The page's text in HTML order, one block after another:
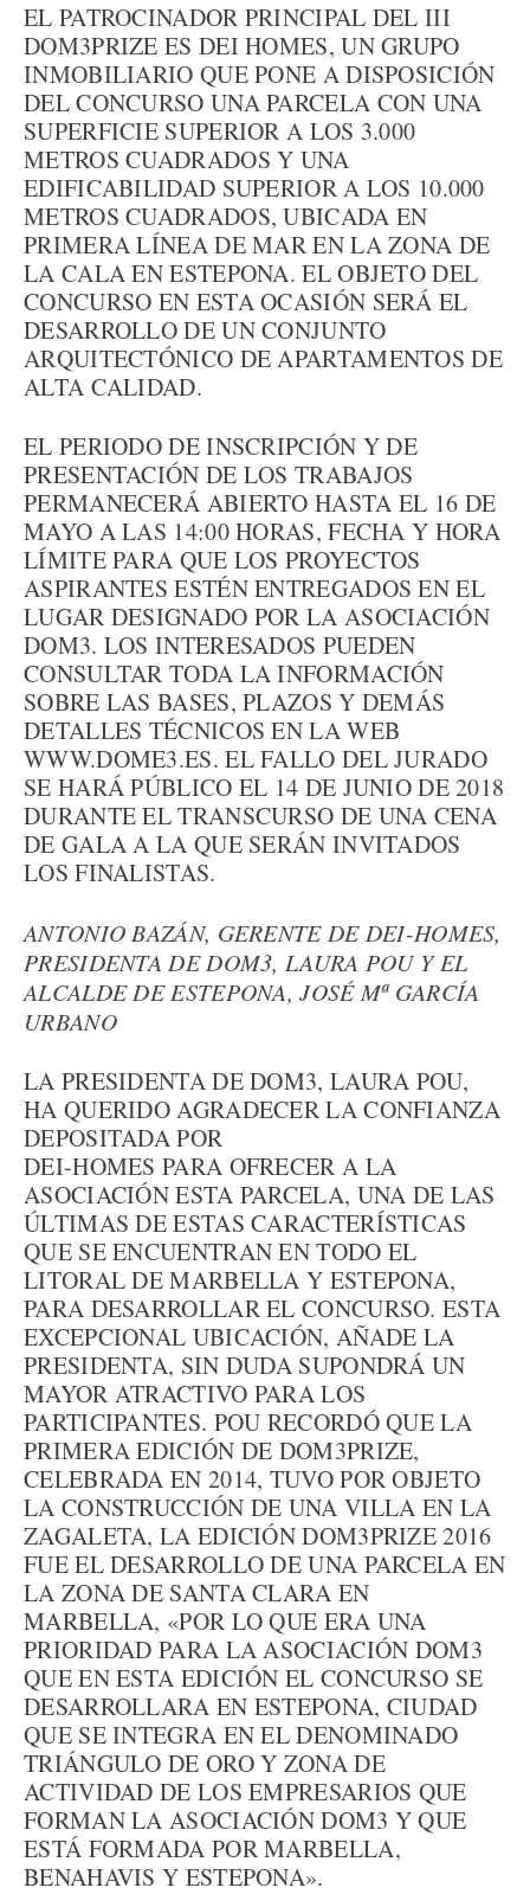
EL PATROCINADOR PRINCIPAL DEL III
DOM3PRIZE ES DEI HOMES, UN GRUPO
INMOBILIARIO QUE PONE A DISPOSICIÓN
DEL CONCURSO UNA PARCELA CON UNA
SUPERFICIE SUPERIOR A LOS 3.000
METROS CUADRADOS Y UNA
EDIFICABILIDAD SUPERIOR A LOS 10.000
METROS CUADRADOS, UBICADA EN
PRIMERA LÍNEA DE MAR EN LA ZONA DE
LA CALA EN ESTEPONA. EL OBJETO DEL
CONCURSO EN ESTA OCASIÓN SERÁ EL
DESARROLLO DE UN CONJUNTO
ARQUITECTÓNICO DE APARTAMENTOS DE
ALTA CALIDAD.
EL PERIODO DE INSCRIPCIÓN Y DE
PRESENTACIÓN DE LOS TRABAJOS
PERMANECERÁ ABIERTO HASTA EL 16 DE
MAYO A LAS 14:00 HORAS, FECHA Y HORA
LÍMITE PARA QUE LOS PROYECTOS
ASPIRANTES ESTÉN ENTREGADOS EN EL
LUGAR DESIGNADO POR LA ASOCIACIÓN
DOM3. LOS INTERESADOS PUEDEN
CONSULTAR TODA LA INFORMACIÓN
SOBRE LAS BASES, PLAZOS Y DEMÁS
DETALLES TÉCNICOS EN LA WEB
WWW.DOME3.ES. EL FALLO DEL JURADO
SE HARÁ PÚBLICO EL 14 DE JUNIO DE 2018
DURANTE EL TRANSCURSO DE UNA CENA
DE GALA A LA QUE SERÁN INVITADOS
LOS FINALISTAS.
ANTONIO BAZÁN, GERENTE DE DEI-HOMES,
PRESIDENTA DE DOM3, LAURA POU Y EL
ALCALDE DE ESTEPONA, JOSÉ Mª GARCÍA
URBANO
LA PRESIDENTA DE DOM3, LAURA POU,
HA QUERIDO AGRADECER LA CONFIANZA
DEPOSITADA POR
DEI-HOMES PARA OFRECER A LA
ASOCIACIÓN ESTA PARCELA, UNA DE LAS
ÚLTIMAS DE ESTAS CARACTERÍSTICAS
QUE SE ENCUENTRAN EN TODO EL
LITORAL DE MARBELLA Y ESTEPONA,
PARA DESARROLLAR EL CONCURSO. ESTA
EXCEPCIONAL UBICACIÓN, AÑADE LA
PRESIDENTA, SIN DUDA SUPONDRÁ UN
MAYOR ATRACTIVO PARA LOS
PARTICIPANTES. POU RECORDÓ QUE LA
PRIMERA EDICIÓN DE DOM3PRIZE,
CELEBRADA EN 2014, TUVO POR OBJETO
LA CONSTRUCCIÓN DE UNA VILLA EN LA
ZAGALETA, LA EDICIÓN DOM3PRIZE 2016
FUE EL DESARROLLO DE UNA PARCELA EN
LA ZONA DE SANTA CLARA EN
MARBELLA, «POR LO QUE ERA UNA
PRIORIDAD PARA LA ASOCIACIÓN DOM3
QUE EN ESTA EDICIÓN EL CONCURSO SE
DESARROLLARA EN ESTEPONA, CIUDAD
QUE SE INTEGRA EN EL DENOMINADO
TRIÁNGULO DE ORO Y ZONA DE
ACTIVIDAD DE LOS EMPRESARIOS QUE
FORMAN LA ASOCIACIÓN DOM3 Y QUE
ESTÁ FORMADA POR MARBELLA,
BENAHAVIS Y ESTEPONA».